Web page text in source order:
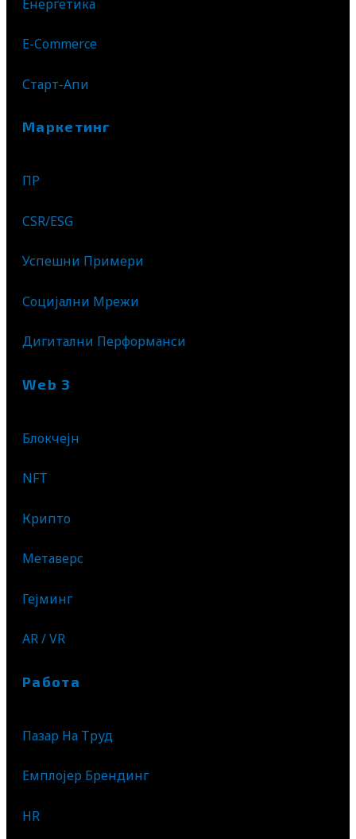
Енергетика
E-Commerce
Старт-Апи
Маркетинг
ПР
CSR/ESG
Успешни Примери
Социјални Мрежи
Дигитални Перформанси
Web 3
Блокчејн
NFT
Крипто
Метаверс
Гејминг
AR / VR
Работа
Пазар На Труд
Емплојер Брендинг
HR